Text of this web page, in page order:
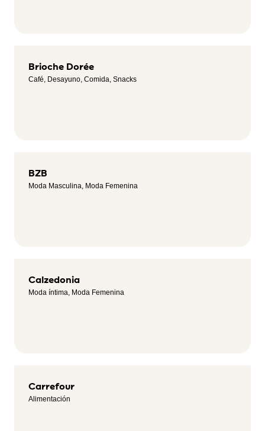
Brioche Dorée
Café, Desayuno, Comida, Snacks
BZB
Moda Masculina, Moda Femenina
Calzedonia
Moda íntima, Moda Femenina
Carrefour
Alimentación